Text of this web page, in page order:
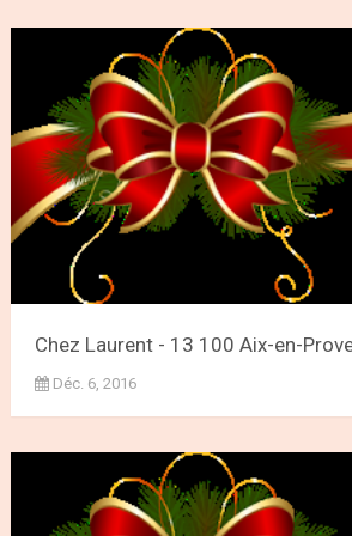
Chez Laurent - 13 100 Aix-en-
Déc. 6, 2016